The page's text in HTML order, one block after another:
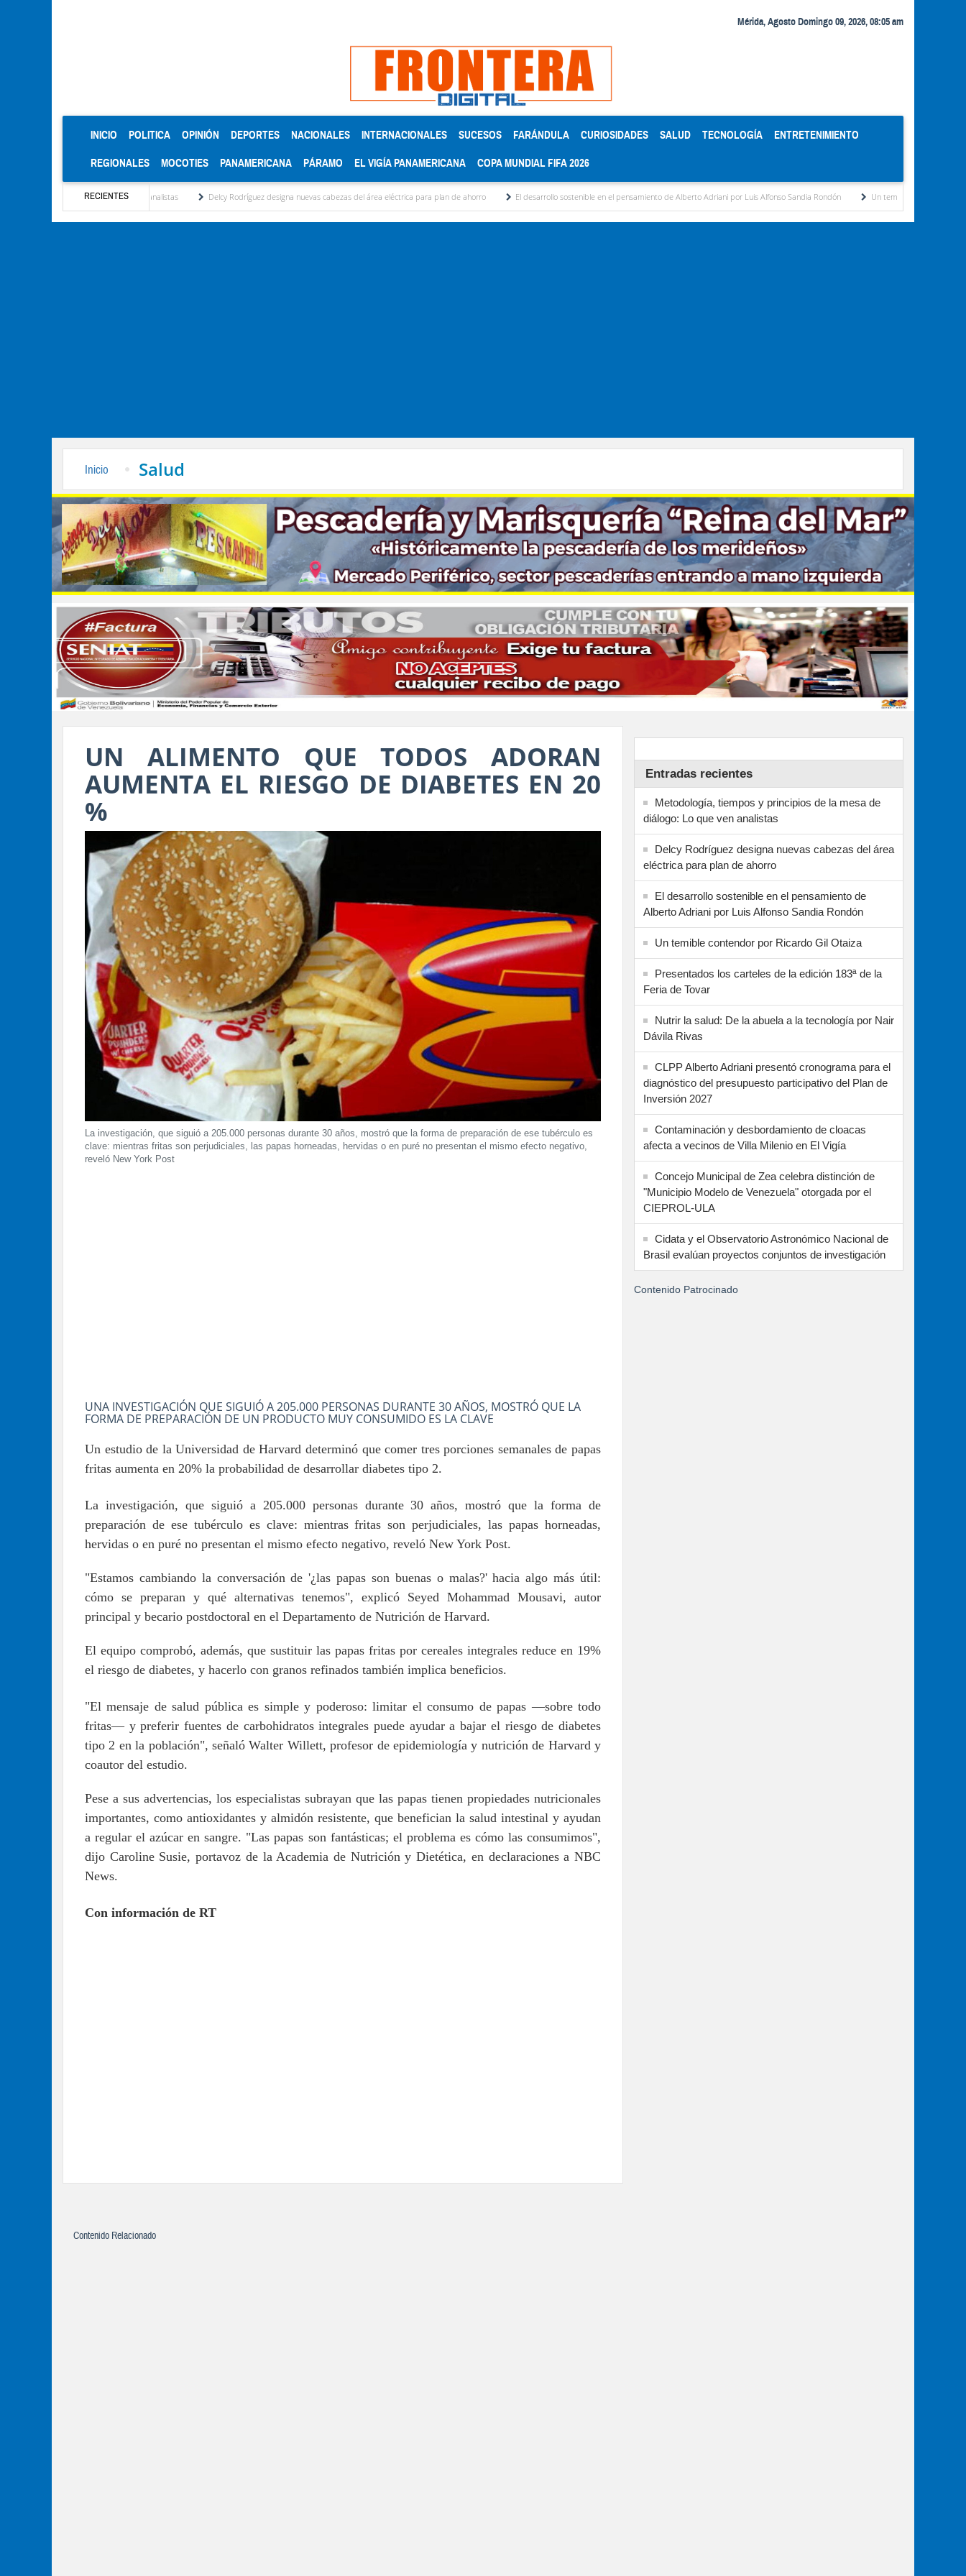
Mérida, Agosto Domingo 09, 2026, 08:05 am
INICIO (CURRENT)
POLITICA OPINIÓN DEPORTES NACIONALES INTERNACIONALES SUCESOS FARÁNDULA CURIOSIDADES SALUD TECNOLOGÍA ENTRETENIMIENTO
REGIONALES MOCOTIES PANAMERICANA PÁRAMO EL VIGÍA PANAMERICANA COPA MUNDIAL FIFA 2026
RECIENTES
de diálogo: Lo que ven analistas Delcy Rodríguez designa nuevas cabezas del área eléctrica para plan de ahorro El desarrollo sostenible en el pensamiento de Alberto Adriani por Luis Alfonso Sandia Rondón Un temible contendor por Ricardo Gil
Inicio Salud
UN ALIMENTO QUE TODOS ADORAN
AUMENTA EL RIESGO DE DIABETES EN 20
%
La investigación, que siguió a 205.000 personas durante 30 años, mostró que la forma de preparación de ese tubérculo es
clave: mientras fritas son perjudiciales, las papas horneadas, hervidas o en puré no presentan el mismo efecto negativo,
reveló New York Post
UNA INVESTIGACIÓN QUE SIGUIÓ A 205.000 PERSONAS DURANTE 30 AÑOS, MOSTRÓ QUE LA
FORMA DE PREPARACIÓN DE UN PRODUCTO MUY CONSUMIDO ES LA CLAVE
Un estudio de la Universidad de Harvard determinó que comer tres porciones semanales de papas
fritas aumenta en 20% la probabilidad de desarrollar diabetes tipo 2.
La investigación, que siguió a 205.000 personas durante 30 años, mostró que la forma de
preparación de ese tubérculo es clave: mientras fritas son perjudiciales, las papas horneadas,
hervidas o en puré no presentan el mismo efecto negativo, reveló New York Post.
"Estamos cambiando la conversación de '¿las papas son buenas o malas?' hacia algo más útil:
cómo se preparan y qué alternativas tenemos", explicó Seyed Mohammad Mousavi, autor
principal y becario postdoctoral en el Departamento de Nutrición de Harvard.
El equipo comprobó, además, que sustituir las papas fritas por cereales integrales reduce en 19%
el riesgo de diabetes, y hacerlo con granos refinados también implica beneficios.
"El mensaje de salud pública es simple y poderoso: limitar el consumo de papas —sobre todo
fritas— y preferir fuentes de carbohidratos integrales puede ayudar a bajar el riesgo de diabetes
tipo 2 en la población", señaló Walter Willett, profesor de epidemiología y nutrición de Harvard y
coautor del estudio.
Pese a sus advertencias, los especialistas subrayan que las papas tienen propiedades nutricionales
importantes, como antioxidantes y almidón resistente, que benefician la salud intestinal y ayudan
a regular el azúcar en sangre. "Las papas son fantásticas; el problema es cómo las consumimos",
dijo Caroline Susie, portavoz de la Academia de Nutrición y Dietética, en declaraciones a NBC
News.
Con información de RT
Entradas recientes
Metodología, tiempos y principios de la mesa de
diálogo: Lo que ven analistas
Delcy Rodríguez designa nuevas cabezas del área
eléctrica para plan de ahorro
El desarrollo sostenible en el pensamiento de
Alberto Adriani por Luis Alfonso Sandia Rondón
Un temible contendor por Ricardo Gil Otaiza
Presentados los carteles de la edición 183ª de la
Feria de Tovar
Nutrir la salud: De la abuela a la tecnología por Nair
Dávila Rivas
CLPP Alberto Adriani presentó cronograma para el
diagnóstico del presupuesto participativo del Plan de
Inversión 2027
Contaminación y desbordamiento de cloacas
afecta a vecinos de Villa Milenio en El Vigía
Concejo Municipal de Zea celebra distinción de
"Municipio Modelo de Venezuela" otorgada por el
CIEPROL-ULA
Cidata y el Observatorio Astronómico Nacional de
Brasil evalúan proyectos conjuntos de investigación
Contenido Patrocinado
Contenido Relacionado